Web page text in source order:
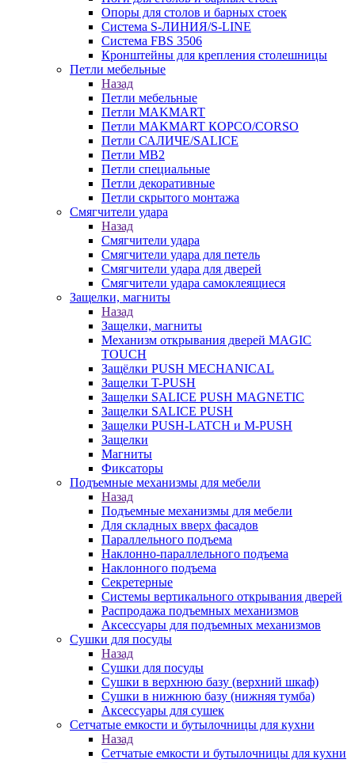
Опоры для столов и барных стоек
Система S-ЛИНИЯ/S-LINE
Система FBS 3506
Кронштейны для крепления столешницы
Петли мебельные
Назад
Петли мебельные
Петли MAKMART
Петли MAKMART КОРСО/CORSO
Петли САЛИЧЕ/SALICE
Петли MB2
Петли специальные
Петли декоративные
Петли скрытого монтажа
Смягчители удара
Назад
Смягчители удара
Смягчители удара для петель
Смягчители удара для дверей
Cмягчители удара самоклеящиеся
Защелки, магниты
Назад
Защелки, магниты
Механизм открывания дверей MAGIC
TOUCH
Защёлки PUSH MECHANICAL
Защелки T-PUSH
Защелки SALICE PUSH MAGNETIC
Защелки SALICE PUSH
Защелки PUSH-LATCH и M-PUSH
Защелки
Магниты
Фиксаторы
Подъемные механизмы для мебели
Назад
Подъемные механизмы для мебели
Для складных вверх фасадов
Параллельного подъема
Наклонно-параллельного подъема
Наклонного подъема
Секретерные
Системы вертикального открывания дверей
Распродажа подъемных механизмов
Аксессуары для подъемных механизмов
Сушки для посуды
Назад
Сушки для посуды
Сушки в верхнюю базу (верхний шкаф)
Сушки в нижнюю базу (нижняя тумба)
Аксессуары для сушек
Сетчатые емкости и бутылочницы для кухни
Назад
Сетчатые емкости и бутылочницы для кухни